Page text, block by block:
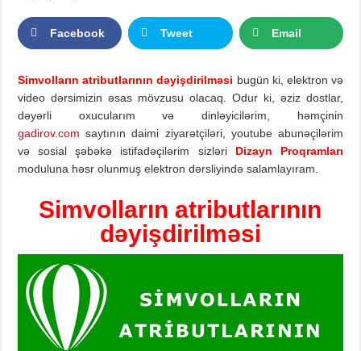
Facebook Tweet Email
Simvolların atributlarının dəyişdirilməsi bugün ki, elektron və
video dərsimizin əsas mövzusu olacaq. Odur ki, əziz dostlar,
dəyərli oxucularım və dinləyicilərim, həmçinin
gadirov.com saytının daimi ziyarətçiləri, youtube abunəçilərim
və sosial şəbəkə istifadəçilərim sizləri Dizayn Proqramları
moduluna həsr olunmuş elektron dərsliyində salamlayıram.
Simvolların atributlarının
dəyişdirilməsi